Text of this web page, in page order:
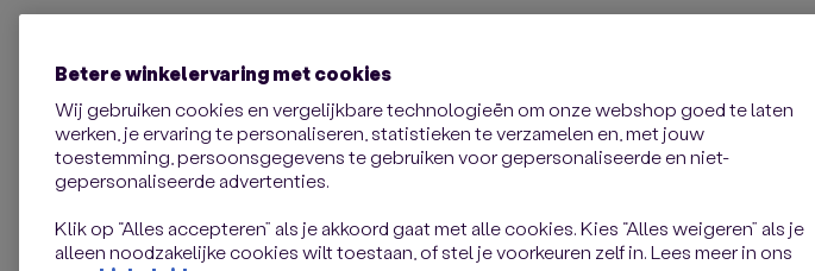
Betere winkelervaring met cookies
Wij gebruiken cookies en vergelijkbare technologieën om onze webshop goed te laten
werken, je ervaring te personaliseren, statistieken te verzamelen en, met jouw
toestemming, persoonsgegevens te gebruiken voor gepersonaliseerde en niet-
gepersonaliseerde advertenties.
Klik op “Alles accepteren” als je akkoord gaat met alle cookies. Kies “Alles weigeren” als je
alleen noodzakelijke cookies wilt toestaan, of stel je voorkeuren zelf in. Lees meer in ons